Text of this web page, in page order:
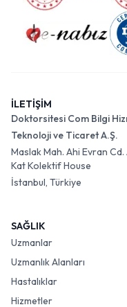
İLETİŞİM
Doktorsitesi Com Bilgi
Teknoloji ve Ticaret A.Ş.
Maslak Mah. Ahi Evran
Kat Kolektif House
İstanbul, Türkiye
SAĞLIK
Uzmanlar
Uzmanlık Alanları
Hastalıklar
Hizmetler